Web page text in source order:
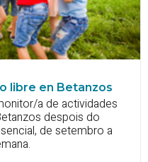
libre en Betanzos
a de actividades
despois do
de setembro a